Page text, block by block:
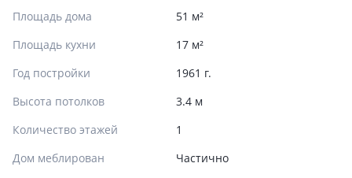
Площадь дома
51 м²
Площадь кухни
17 м²
Год постройки
1961 г.
Высота потолков
3.4 м
Количество этажей
1
Дом меблирован
Частично